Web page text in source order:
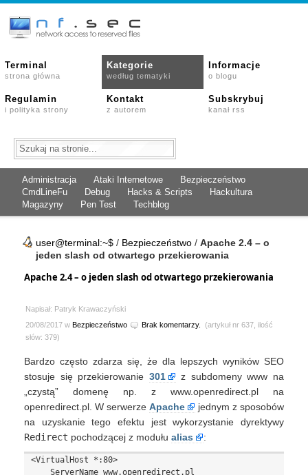
Terminal
strona główna
Kategorie
według tematyki
Informacje
o blogu
Regulamin
i polityka strony
Kontakt
z autorem
Subskrybuj
kanał rss
Administracja Ataki Internetowe
Bezpieczeństwo
CmdLineFu
Debug Hacks & Scripts
Hackultura
Magazyny
Pen Test Techblog
user@terminal:~$ / Bezpieczeństwo / Apache 2.4 – o
jeden slash od otwartego przekierowania
Apache 2.4 – o jeden slash od otwartego przekierowania
Napisał: Patryk Krawaczyński
20/08/2017 w Bezpieczeństwo Brak komentarzy.
(artykuł nr 637, ilość
słów: 379)
Bardzo często zdarza się, że dla lepszych wyników SEO
stosuje się przekierowanie 301
z subdomeny www na
„czystą” domenę np. z www.openredirect.pl na
openredirect.pl. W serwerze Apache
jednym z sposobów
na uzyskanie tego efektu jest wykorzystanie dyrektywy
Redirect pochodzącej z modułu alias :
<VirtualHost *:80>